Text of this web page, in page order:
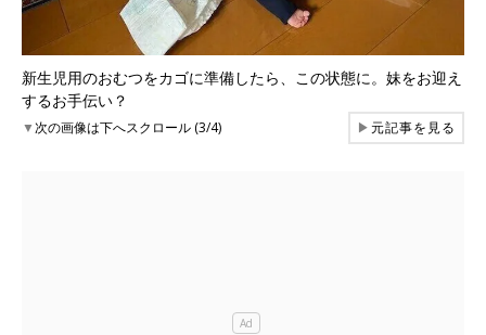
新生児用のおむつをカゴに準備したら、この状態に。妹をお迎え
するお手伝い？
▼次の画像は下へスクロール (3/4) ▶元記事を見る